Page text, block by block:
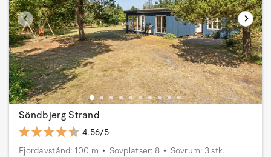
Söndbjerg Strand
4.56/5
Fjordavstånd: 100 m
Sovplatser: 8 Sovrum: 3 stk.